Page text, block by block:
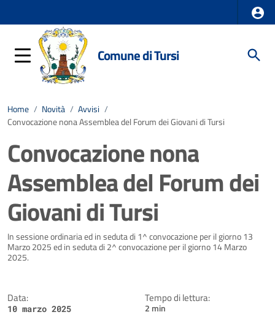
Comune di Tursi
Home / Novità / Avvisi /
Convocazione nona Assemblea del Forum dei Giovani di Tursi
Convocazione nona
Assemblea del Forum dei
Giovani di Tursi
Dettagli della notizia
In sessione ordinaria ed in seduta di 1^ convocazione per il giorno 13
Marzo 2025 ed in seduta di 2^ convocazione per il giorno 14 Marzo
2025.
Data:
10 marzo 2025
Tempo di lettura:
2 min